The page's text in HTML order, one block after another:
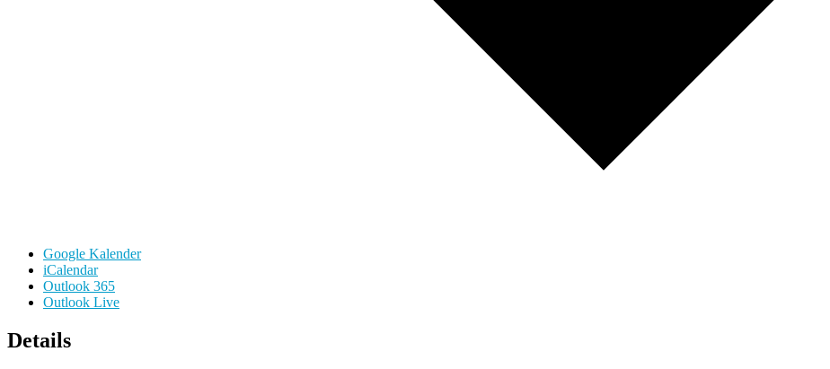
Google Kalender
iCalendar
Outlook 365
Outlook Live
Details